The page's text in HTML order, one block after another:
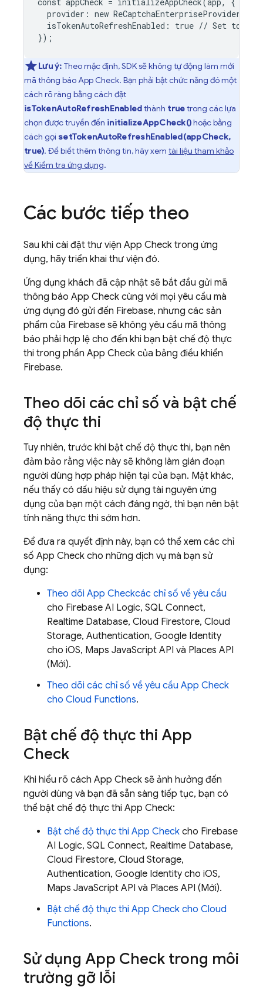
provider : new ReCaptchaEnterpriseProvider
isTokenAutoRefreshEnabled : true // Set to
});
Lưu ý: Theo mặc định, SDK sẽ không tự động làm mới
mã thông báoApp Check. Bạn phải bật chức năng đó một
cách rõ ràng bằng cách đặt
isTokenAutoRefreshEnabledthành truetrong các lựa
chọn được truyền đến initializeAppCheck()hoặc bằng
cách gọi setTokenAutoRefreshEnabled(appCheck,
true). Để biết thêm thông tin, hãy xemtài liệu tham khảo
về Kiểm tra ứng dụng.
Các bước tiếp theo
Sau khi cài đặt thư viện App Check trong ứng
dụng, hãy triển khai thư viện đó.
Ứng dụng khách đã cập nhật sẽ bắt đầu gửi mã
thông báo App Check cùng với mọi yêu cầu mà
ứng dụng đó gửi đến Firebase, nhưng các sản
phẩm của Firebase sẽ không yêu cầu mã thông
báo phải hợp lệ cho đến khi bạn bật chế độ thực
thi trong phần App Check của bảng điều khiển
Firebase.
Theo dõi các chỉ số và bật chế
độ thực thi
Tuy nhiên, trước khi bật chế độ thực thi, bạn nên
đảm bảo rằng việc này sẽ không làm gián đoạn
người dùng hợp pháp hiện tại của bạn. Mặt khác,
nếu thấy có dấu hiệu sử dụng tài nguyên ứng
dụng của bạn một cách đáng ngờ, thì bạn nên bật
tính năng thực thi sớm hơn.
Để đưa ra quyết định này, bạn có thể xem các chỉ
số App Check cho những dịch vụ mà bạn sử
dụng:
Theo dõi App Checkcác chỉ số về yêu cầu
cho Firebase AI Logic, SQL Connect,
Realtime Database, Cloud Firestore, Cloud
Storage, Authentication, Google Identity
cho iOS, Maps JavaScript API và Places API
(Mới).
Theo dõi các chỉ số về yêu cầu App Check
cho Cloud Functions.
Bật chế độ thực thi App
Check
Khi hiểu rõ cách App Check sẽ ảnh hưởng đến
người dùng và bạn đã sẵn sàng tiếp tục, bạn có
thể bật chế độ thực thi App Check:
Bật chế độ thực thi App Check cho Firebase
AI Logic, SQL Connect, Realtime Database,
Cloud Firestore, Cloud Storage,
Authentication, Google Identity cho iOS,
Maps JavaScript API và Places API (Mới).
Bật chế độ thực thi App Check cho Cloud
Functions.
Sử dụng App Check trong môi
trường gỡ lỗi